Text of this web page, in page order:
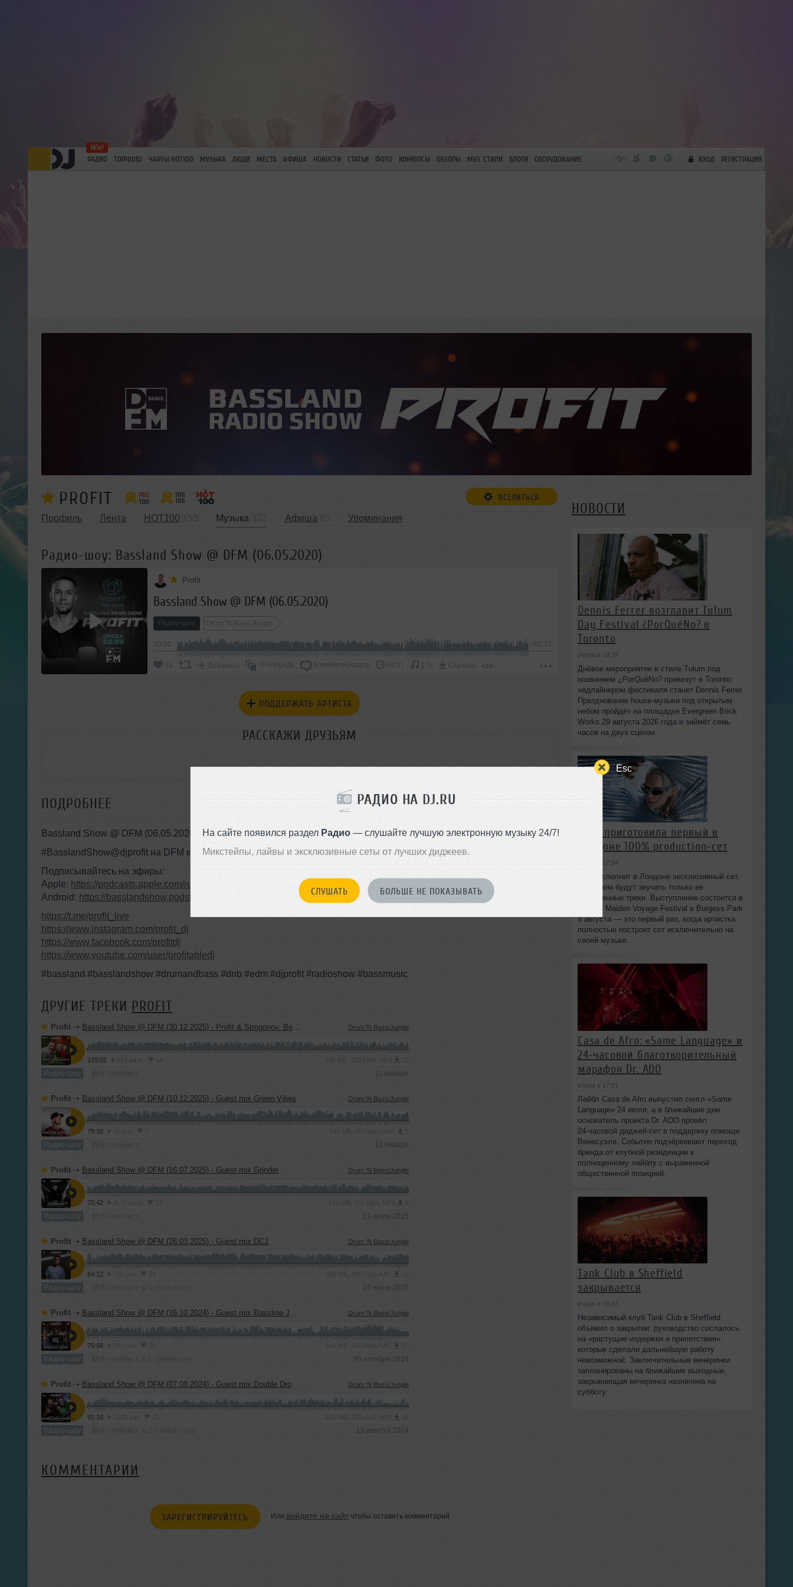
Esc
РАДИО НА DJ.RU
На сайте появился раздел Радио— слушайте лучшую электронную музыку 24/7!
Микстейпы, лайвы и эксклюзивные сеты от лучших диджеев.
СЛУШАТЬ БОЛЬШЕ НЕ ПОКАЗЫВАТЬ
РАДИО TOP100DJ ЧАРТЫ HOT100 МУЗЫКА ЛЮДИ МЕСТА АФИША НОВОСТИ СТАТЬИ ФОТО КОНКУРСЫ ОБЗОРЫ МУЗ. СТИЛИ БЛОГИ ОБОРУДОВАНИЕ ВХОД РЕГИСТРАЦИЯ
PROFIT ВСЕЛИТЬСЯ
Профиль Лента HOT100 Музыка Афиша Упоминания
Радио-шоу: Bassland Show @ DFM (06.05.2020)
Profit
Bassland Show @ DFM (06.05.2020)
Радио-шоу Drum 'N Bass/Jungle
-59:37
Добавить В очередь Комментировать 59:37 175 Скачать </>
ПОДДЕРЖАТЬ АРТИСТА
РАССКАЖИ ДРУЗЬЯМ
ПОДРОБНЕЕ
Bassland Show @ DFM (06.05.2020) - Свежие Drum&Bass релизы, а также классика
#BasslandShow@djprofit на DFM каждую среду с 23.59 до 01 ночи
Подписывайтесь на эфиры:
Apple: https://podcasts.apple.com/ru/podcast/bassland-show/id1128353377?mt=2
Android: https://basslandshow.podster.fm
https://t.me/profit_live
https://www.instagram.com/profit_dj
https://www.facebook.com/profitdj
https://www.youtube.com/user/profitabledj
#bassland #basslandshow #drumandbass #dnb #edm #djprofit #radioshow #bassmusic
ДРУГИЕ ТРЕКИ PROFIT
Profit ➝ Bassland Show @ DFM (30.12.2025) - Profit & Strogonov. Best tracks 2025 Drum 'N Bass/Jungle
129:02
Радио-шоу 11 января
Profit ➝ Bassland Show @ DFM (10.12.2025) - Guest mix Green Vibes Drum 'N Bass/Jungle
79:16
Радио-шоу 11 января
Profit ➝ Bassland Show @ DFM (16.07.2025) - Guest mix Grinder Drum 'N Bass/Jungle
70:42
Радио-шоу 21 июля 2025
Profit ➝ Bassland Show @ DFM (26.03.2025) - Guest mix DC2 Drum 'N Bass/Jungle
64:12
Радио-шоу 22 июня 2025
Profit ➝ Bassland Show @ DFM (16.10.2024) - Guest mix Bassline Junkie Drum 'N Bass/Jungle
75:58
Радио-шоу 30 октября 2024
Profit ➝ Bassland Show @ DFM (07.08.2024) - Guest mix Double Drop Show Drum 'N Bass/Jungle
91:10
Радио-шоу 13 августа 2024
Bass/Jungle
Добавлен: 14 мая 2020, 01:57
КОММЕНТАРИИ
ЗАРЕГИСТРИРУЙТЕСЬ Или войдите на сайтчтобы оставить комментарий
НОВОСТИ
Dennis Ferrer возглавит Tulum
Day Festival ¿PorQuéNo? в
Toronto
вчера в 18:24
Днёвое мероприятие в стиле Tulum под
названием ¿PorQuéNo? привезут в Toronto:
хедлайнером фестиваля станет Dennis Ferrer.
Празднование house-музыки под открытым
небом пройдёт на площадке Evergreen Brick
Works 29 августа 2026 года и займёт семь
часов на двух сценах.
HAAi приготовила первый в
Лондоне 100% production‑сет
вчера в 17:54
HAAi исполнит в Лондоне эксклюзивный сет,
в котором будут звучать только её
собственные треки. Выступление состоится в
рамках Maiden Voyage Festival в Burgess Park
8 августа — это первый раз, когда артистка
полностью построит сет исключительно на
своей музыке.
Casa de Afro: «Same Language» и
24‑часовой благотворительный
марафон Dr. ADO
вчера в 17:01
Лейбл Casa de Afro выпустил сингл «Same
Language» 24 июля, а в ближайшие дни
основатель проекта Dr. ADO провёл
24‑часовой диджей‑сет в поддержку помощи
Венесуэле. События подчёркивают переход
бренда от клубной резиденции к
полноценному лейблу с выраженной
общественной позицией.
Tank Club в Sheffield
закрывается
вчера в 16:53
Независимый клуб Tank Club в Sheffield
объявил о закрытии: руководство сослалось
на «растущие издержки и препятствия»,
которые сделали дальнейшую работу
невозможной. Заключительные вечеринки
запланированы на ближайшие выходные,
закрывающая вечеринка назначена на
субботу.